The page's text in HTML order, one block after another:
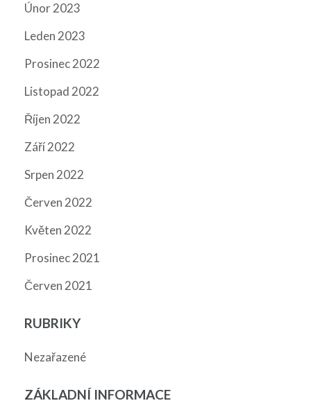
Únor 2023
Leden 2023
Prosinec 2022
Listopad 2022
Říjen 2022
Září 2022
Srpen 2022
Červen 2022
Květen 2022
Prosinec 2021
Červen 2021
RUBRIKY
Nezařazené
ZÁKLADNÍ INFORMACE